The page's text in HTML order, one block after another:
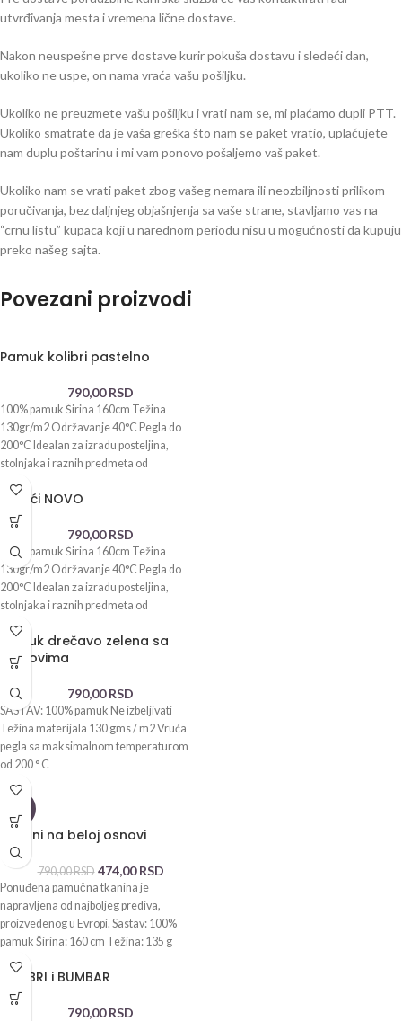
utvrđivanja mesta i vremena lične dostave.
Nakon neuspešne prve dostave kurir pokuša dostavu i sledeći dan,
ukoliko ne uspe, on nama vraća vašu pošiljku.
Ukoliko ne preuzmete vašu pošiljku i vrati nam se, mi plaćamo dupli PTT.
Ukoliko smatrate da je vaša greška što nam se paket vratio, uplaćujete
nam duplu poštarinu i mi vam ponovo pošaljemo vaš paket.
Ukoliko nam se vrati paket zbog vašeg nemara ili neozbiljnosti prilikom
poručivanja, bez daljnjeg objašnjenja sa vaše strane, stavljamo vas na
“crnu listu” kupaca koji u narednom periodu nisu u mogućnosti da kupuju
preko našeg sajta.
Povezani proizvodi
Pamuk kolibri pastelno
790,00RSD
100% pamuk Širina 160cm Težina
130gr/m2 Održavanje 40°C Pegla do
200°C Idealan za izradu posteljina,
stolnjaka i raznih predmeta od
Slonići NOVO
790,00RSD
100% pamuk Širina 160cm Težina
130gr/m2 Održavanje 40°C Pegla do
200°C Idealan za izradu posteljina,
stolnjaka i raznih predmeta od
Pamuk drečavo zelena sa
cvetovima
790,00RSD
SASTAV: 100% pamuk Ne izbeljivati
Težina materijala 130 gms / m2 Vruća
pegla sa maksimalnom temperaturom
od 200 ° C
Tukani na beloj osnovi
790,00RSD 474,00RSD
Ponuđena pamučna tkanina je
napravljena od najboljeg prediva,
proizvedenog u Evropi. Sastav: 100%
pamuk Širina: 160 cm Težina: 135 g
KOLIBRI i BUMBAR
790,00RSD